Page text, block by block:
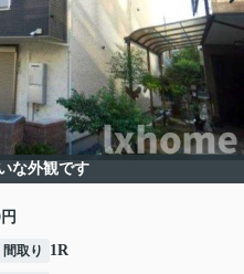
な外観です
間取り 1R